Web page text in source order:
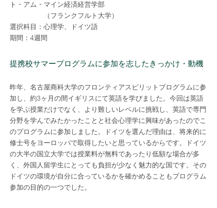
ト・アム・マイン経済経営学部
（フランクフルト大学）
選択科目：心理学、ドイツ語
期間：4週間
提携校サマープログラムに参加を志したきっかけ・動機
昨年、名古屋商科大学のフロンティアスピリットプログラムに参
加し、約3ヶ月の間イギリスにて英語を学びました。今回は英語
を学ぶ授業だけでなく、より難しいレベルに挑戦し、英語で専門
分野を学んでみたかったことと社会心理学に興味があったのでこ
のプログラムに参加しました。ドイツを選んだ理由は、将来的に
修士号をヨーロッパで取得したいと思っているからです。ドイツ
の大半の国立大学では授業料が無料であったり低額な場合が多
く、外国人留学生にとっても負担が少なく魅力的な国です。その
ドイツの環境が自分に合っているかを確かめることもプログラム
参加の目的の一つでした。